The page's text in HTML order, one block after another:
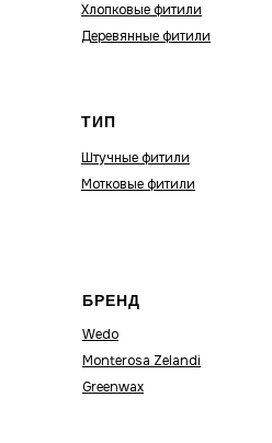
Хлопковые фитили
Деревянные фитили
ТИП
Штучные фитили
Мотковые фитили
БРЕНД
Wedo
Monterosa Zelandi
Greenwax